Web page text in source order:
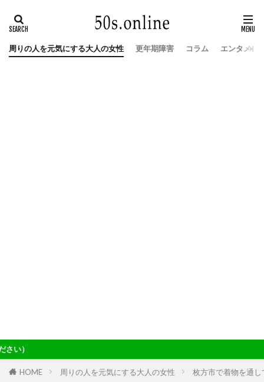
周りの人を元気にする大人の女性 更年期障害 コラム エンタメ
HOME 周りの人を元気にする大人の女性 枚方市で着物を通